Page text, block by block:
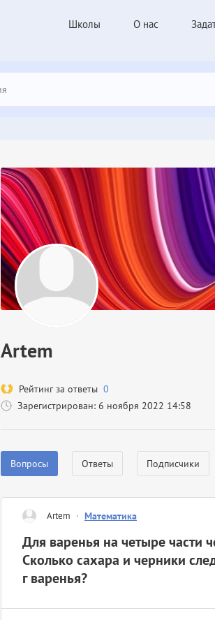
Школы О нас
Artem
Рейтинг за ответы 0
Зарегистрирован: 6 ноября 2022 14:58
Вопросы Ответы Подписчики
Artem · Математика
Для варенья на четыре части
Сколько сахара и черники
г варенья?